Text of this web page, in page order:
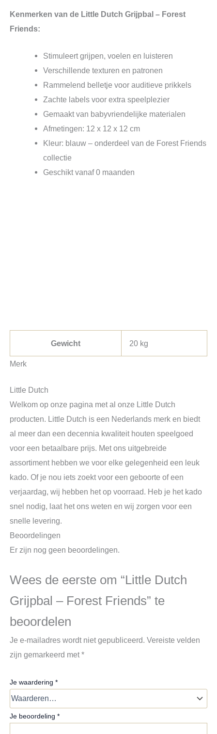
Kenmerken van de Little Dutch Grijpbal – Forest
Friends:
Stimuleert grijpen, voelen en luisteren
Verschillende texturen en patronen
Rammelend belletje voor auditieve prikkels
Zachte labels voor extra speelplezier
Gemaakt van babyvriendelijke materialen
Afmetingen: 12 x 12 x 12 cm
Kleur: blauw – onderdeel van de Forest Friends
collectie
Geschikt vanaf 0 maanden
Gewicht 20 kg
Merk
Little Dutch
Welkom op onze pagina met al onze Little Dutch
producten. Little Dutch is een Nederlands merk en biedt
al meer dan een decennia kwaliteit houten speelgoed
voor een betaalbare prijs. Met ons uitgebreide
assortiment hebben we voor elke gelegenheid een leuk
kado. Of je nou iets zoekt voor een geboorte of een
verjaardag, wij hebben het op voorraad. Heb je het kado
snel nodig, laat het ons weten en wij zorgen voor een
snelle levering.
Beoordelingen
Er zijn nog geen beoordelingen.
Wees de eerste om “Little Dutch
Grijpbal – Forest Friends” te
beoordelen
Je e-mailadres wordt niet gepubliceerd. Vereiste velden
zijn gemarkeerd met*
Je waardering *
Je beoordeling *